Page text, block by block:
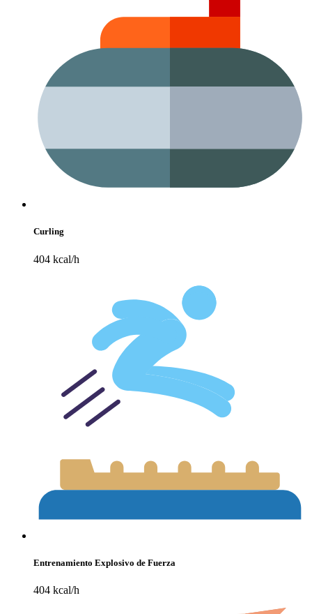
Curling
404 kcal/h
Entrenamiento Explosivo de Fuerza
404 kcal/h